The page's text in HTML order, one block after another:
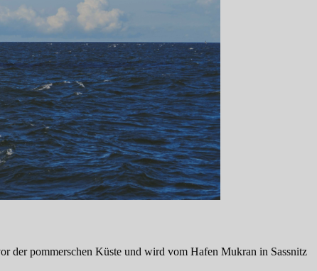
der pommerschen Küste und wird vom Hafen Mukran in Sassnitz